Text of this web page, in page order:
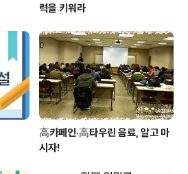
력을 키워라
高카페인·高타우린 음료, 알고 마
시자!